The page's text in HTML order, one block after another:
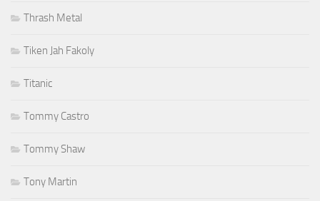
Thrash Metal
Tiken Jah Fakoly
Titanic
Tommy Castro
Tommy Shaw
Tony Martin